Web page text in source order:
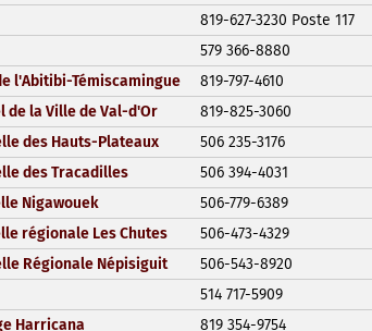
819-627-3230 Poste 117
579 366-8880
l'Abitibi-Témiscamingue
819-797-4610
de la Ville de Val-d'Or
819-825-3060
des Hauts-Plateaux
506 235-3176
des Tracadilles
506 394-4031
Nigawouek
506-779-6389
régionale Les Chutes
506-473-4329
Régionale Népisiguit
506-543-8920
514 717-5909
Harricana
819 354-9754